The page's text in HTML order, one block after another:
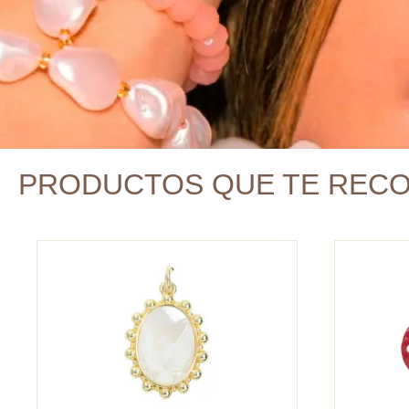
PRODUCTOS QUE TE